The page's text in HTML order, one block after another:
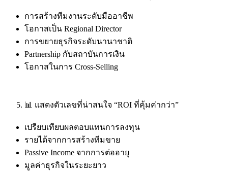
การสร้างทีมงานระดับมืออาชีพ
โอกาสเป็น Regional Director
การขยายธุรกิจระดับนานาชาติ
Partnership กับสถาบันการเงิน
โอกาสในการ Cross-Selling
📊 แสดงตัวเลขที่น่าสนใจ “ROI ที่คุ้มค่ากว่า”
เปรียบเทียบผลตอบแทนการลงทุน
รายได้จากการสร้างทีมขาย
Passive Income จากการต่ออายุ
มูลค่าธุรกิจในระยะยาว